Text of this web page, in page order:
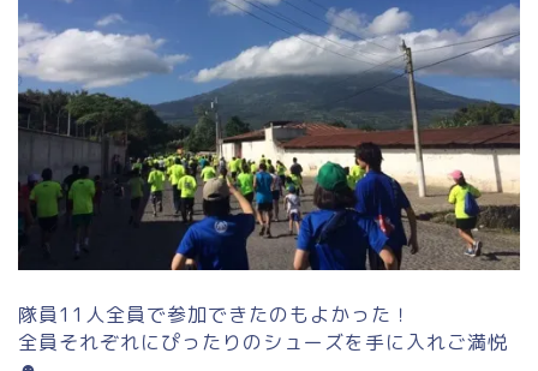
隊員11人全員で参加できたのもよかった！
全員それぞれにぴったりのシューズを手に入れご満悦